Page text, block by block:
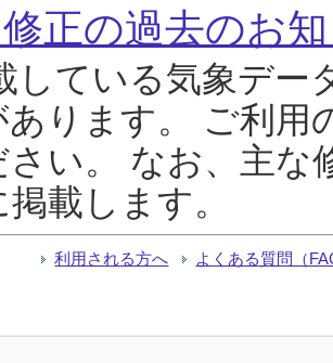
正の過去のお
している気象デー
あります。 ご利用
さい。 なお、主な
載します。
利用される方へ よくある質問（